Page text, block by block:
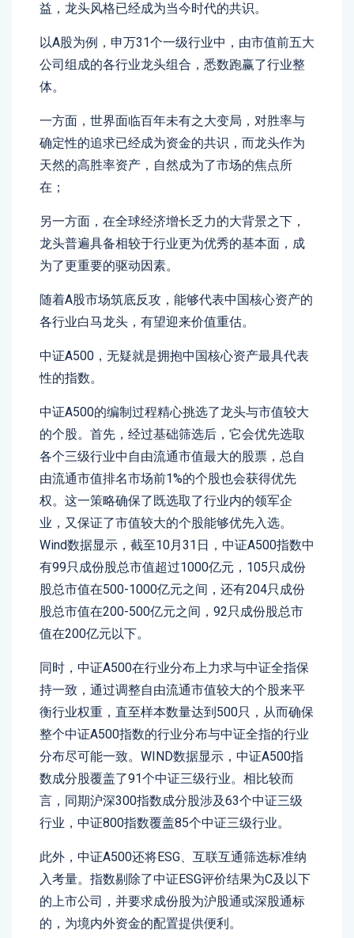
益，龙头风格已经成为当今时代的共识。
以A股为例，申万31个一级行业中，由市值前五大
公司组成的各行业龙头组合，悉数跑赢了行业整
体。
一方面，世界面临百年未有之大变局，对胜率与
确定性的追求已经成为资金的共识，而龙头作为
天然的高胜率资产，自然成为了市场的焦点所
在；
另一方面，在全球经济增长乏力的大背景之下，
龙头普遍具备相较于行业更为优秀的基本面，成
为了更重要的驱动因素。
随着A股市场筑底反攻，能够代表中国核心资产的
各行业白马龙头，有望迎来价值重估。
中证A500，无疑就是拥抱中国核心资产最具代表
性的指数。
中证A500的编制过程精心挑选了龙头与市值较大
的个股。首先，经过基础筛选后，它会优先选取
各个三级行业中自由流通市值最大的股票，总自
由流通市值排名市场前1%的个股也会获得优先
权。这一策略确保了既选取了行业内的领军企
业，又保证了市值较大的个股能够优先入选。
Wind数据显示，截至10月31日，中证A500指数中
有99只成份股总市值超过1000亿元，105只成份
股总市值在500-1000亿元之间，还有204只成份
股总市值在200-500亿元之间，92只成份股总市
值在200亿元以下。
同时，中证A500在行业分布上力求与中证全指保
持一致，通过调整自由流通市值较大的个股来平
衡行业权重，直至样本数量达到500只，从而确保
整个中证A500指数的行业分布与中证全指的行业
分布尽可能一致。WIND数据显示，中证A500指
数成分股覆盖了91个中证三级行业。相比较而
言，同期沪深300指数成分股涉及63个中证三级
行业，中证800指数覆盖85个中证三级行业。
此外，中证A500还将ESG、互联互通筛选标准纳
入考量。指数剔除了中证ESG评价结果为C及以下
的上市公司，并要求成份股为沪股通或深股通标
的，为境内外资金的配置提供便利。